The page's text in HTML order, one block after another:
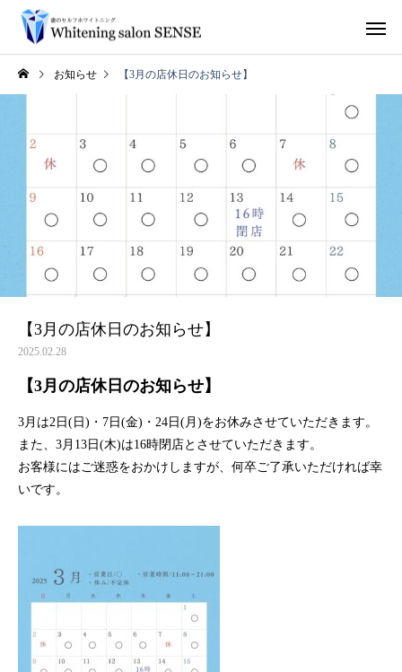
お知らせ 【3月の店休日のお知らせ】
【3月の店休日のお知らせ】
2025.02.28
【3月の店休日のお知らせ】
3月は2日(日)・7日(金)・24日(月)をお休みさせていただきます。
また、3月13日(木)は16時閉店とさせていただきます。
お客様にはご迷惑をおかけしますが、何卒ご了承いただければ幸
いです。